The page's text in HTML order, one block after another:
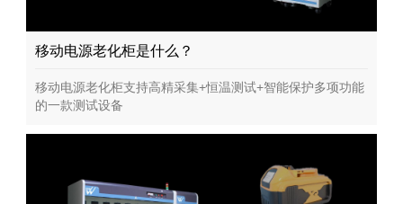
移动电源老化柜是什么？
移动电源老化柜支持高精采集+恒温测试+智能保护多项功能
的一款测试设备